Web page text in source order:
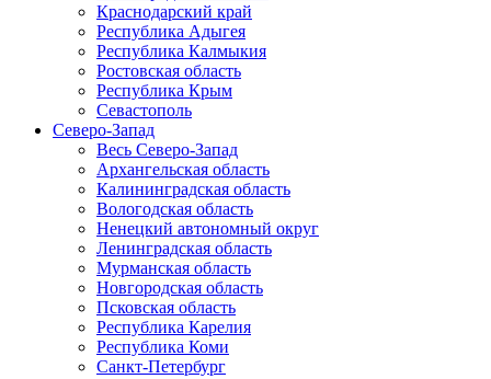
Краснодарский край
Республика Адыгея
Республика Калмыкия
Ростовская область
Республика Крым
Севастополь
Северо-Запад
Весь Северо-Запад
Архангельская область
Калининградская область
Вологодская область
Ненецкий автономный округ
Ленинградская область
Мурманская область
Новгородская область
Псковская область
Республика Карелия
Республика Коми
Санкт-Петербург